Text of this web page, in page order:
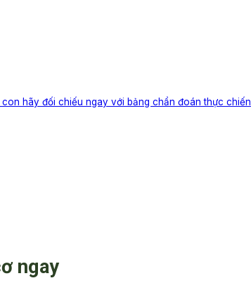
hãy đối chiếu ngay với bảng chẩn đoán thực chiến
ngay